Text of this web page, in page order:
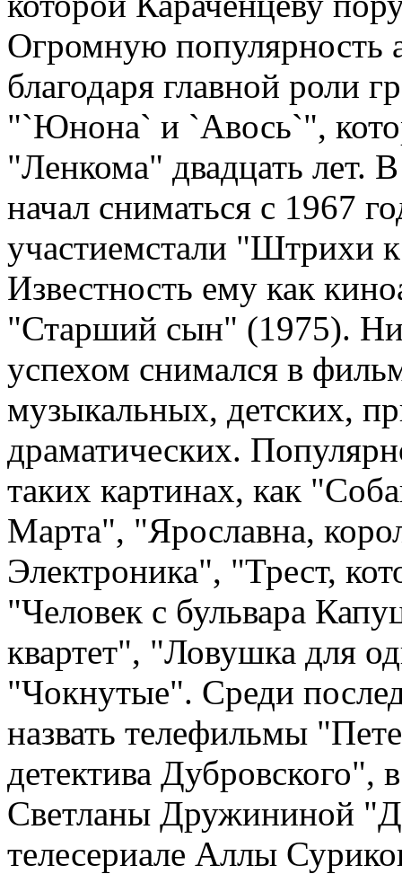
Огромную популярность
благодаря главной роли
"`Юнона` и `Авось`",
"Ленкома" двадцать лет.
начал сниматься с 1967
участиемстали "Штрихи
Известность ему как
"Старший сын" (1975).
успехом снимался в
музыкальных, детских,
драматических.
таких картинах, как
Марта", "Ярославна,
Электроника", "Трест,
"Человек с бульвара
квартет", "Ловушка для
"Чокнутые". Среди
назвать телефильмы
детектива Дубровского",
Светланы Дружининой
телесериале Аллы